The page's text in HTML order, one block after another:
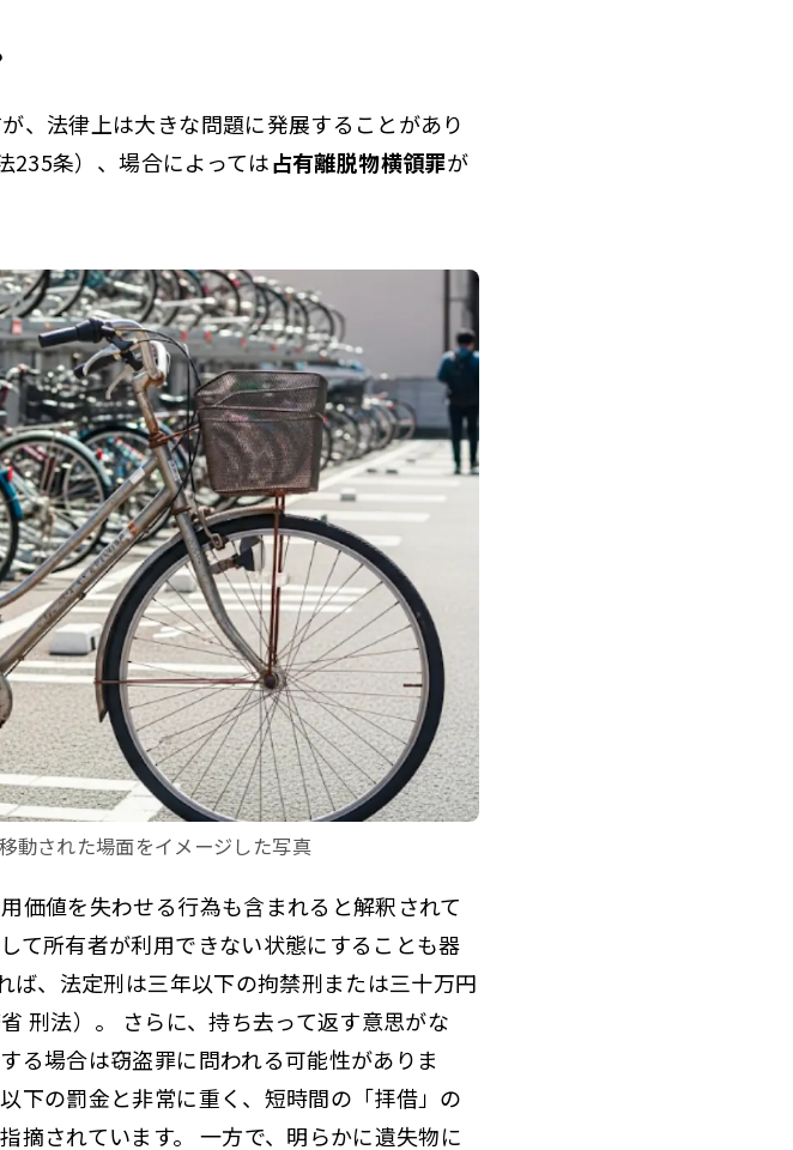
、法律上は大きな問題に発展することがあり
235条）、場合によっては占有離脱物横領罪が
動された場面をイメージした写真
価値を失わせる行為も含まれると解釈されて
て所有者が利用できない状態にすることも器
、法定刑は三年以下の拘禁刑または三十万円
刑法）。 さらに、持ち去って返す意思がな
る場合は窃盗罪に問われる可能性がありま
下の罰金と非常に重く、短時間の「拝借」の
摘されています。 一方で、明らかに遺失物に